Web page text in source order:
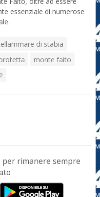
essenziale di numerose
di stabia
monte faito
per rimanere sempre